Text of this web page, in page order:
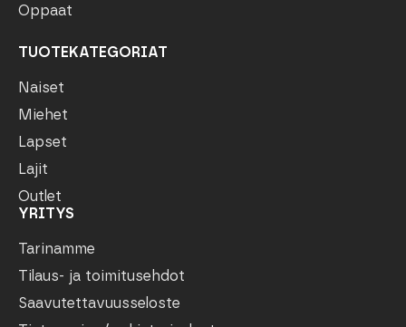
Oppaat
TUOTEKATEGORIAT
Naiset
Miehet
Lapset
Lajit
Outlet
YRITYS
Tarinamme
Tilaus- ja toimitusehdot
Saavutettavuusseloste